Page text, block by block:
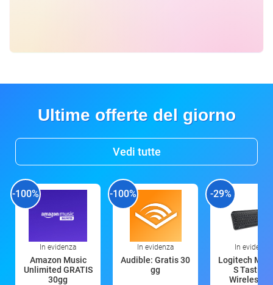
Ultime offerte del giorno
Vedi tutte
-100%
In evidenza
Amazon Music
Unlimited GRATIS
30gg
-100%
In evidenza
Audible: Gratis 30
gg
-29%
In evidenza
Logitech MX
S Tastiera
Wireless